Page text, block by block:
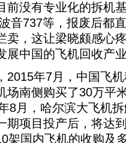
前没有专业化的拆机
音737等，报废后都
卖，这让梁晓颇感心
展中国的飞机回收产
年7月，中国飞机
场南侧购买了30万平
8月，哈尔滨大飞机
期项目投产后，将达
架国内飞机的收购及